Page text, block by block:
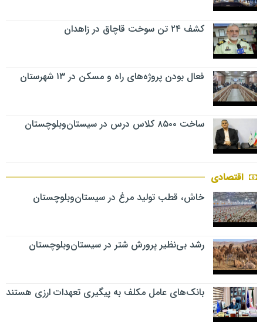
کشف ۲۴ تن سوخت قاچاق در زاهدان
فعال بودن پروژه‌های راه و مسکن در ۱۳ شهرستان
ساخت ۸۵۰۰ کلاس درس در سیستان‌وبلوچستان
اقتصادی
خاش، قطب تولید مرغ در سیستان‌وبلوچستان
رشد بی‌نظیر پرورش شتر در سیستان‌وبلوچستان
بانک‌های عامل مکلف به پیگیری تعهدات ارزی هستند